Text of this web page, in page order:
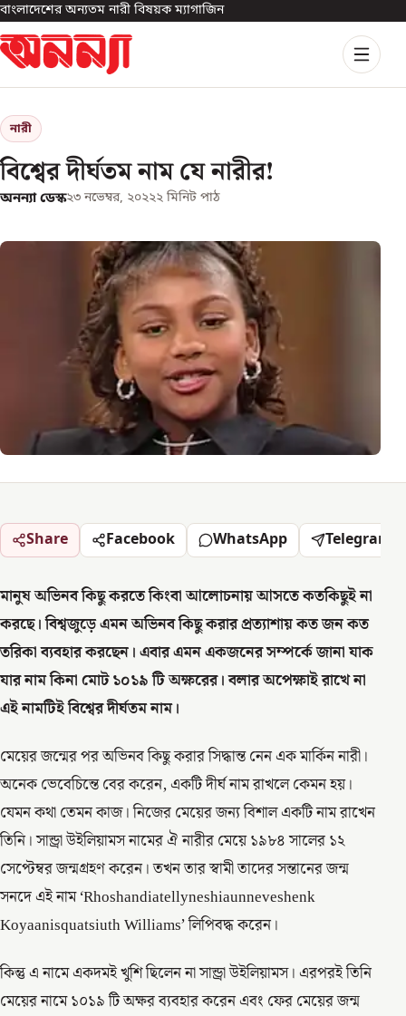
বাংলাদেশের অন্যতম নারী বিষয়ক ম্যাগাজিন
নারী
বিশ্বের দীর্ঘতম নাম যে নারীর!
অনন্যা ডেস্ক২৩ নভেম্বর, ২০২২২ মিনিট পাঠ
Share Facebook WhatsApp Telegram
মানুষ অভিনব কিছু করতে কিংবা আলোচনায় আসতে কতকিছুই না
করছে। বিশ্বজুড়ে এমন অভিনব কিছু করার প্রত্যাশায় কত জন কত
তরিকা ব্যবহার করছেন। এবার এমন একজনের সম্পর্কে জানা যাক
যার নাম কিনা মোট ১০১৯ টি অক্ষরের। বলার অপেক্ষাই রাখে না
এই নামটিই বিশ্বের দীর্ঘতম নাম।
মেয়ের জন্মের পর অভিনব কিছু করার সিদ্ধান্ত নেন এক মার্কিন নারী।
অনেক ভেবেচিন্তে বের করেন, একটি দীর্ঘ নাম রাখলে কেমন হয়।
যেমন কথা তেমন কাজ। নিজের মেয়ের জন্য বিশাল একটি নাম রাখেন
তিনি। সান্ড্রা উইলিয়ামস নামের ঐ নারীর মেয়ে ১৯৮৪ সালের ১২
সেপ্টেম্বর জন্মগ্রহণ করেন। তখন তার স্বামী তাদের সন্তানের জন্ম
সনদে এই নাম ‘Rhoshandiatellyneshiaunneveshenk
Koyaanisquatsiuth Williams’ লিপিবদ্ধ করেন।
কিন্তু এ নামে একদমই খুশি ছিলেন না সান্ড্রা উইলিয়ামস। এরপরই তিনি
মেয়ের নামে ১০১৯ টি অক্ষর ব্যবহার করেন এবং ফের মেয়ের জন্ম